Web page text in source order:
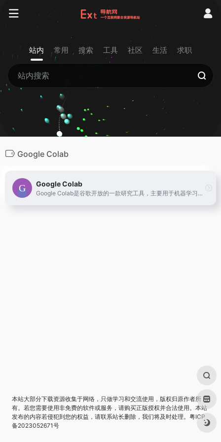
站内 常用 搜索 工具 社区 生活 求职
Google Colab
Google Colab
Google Colab是谷歌开放的一款研究工具，主要用于机器学习的开发和研究，提供了免费的GPU使用！
本站大部分下载资源收集于网络，只做学习和交流使用，版权归原作者所
有。若您需要使用非免费的软件或服务，请购买正版授权并合法使用。本站
发布的内容若侵犯到您的权益，请联系站长删除，我们将及时处理。 粤ICP
备2023052671号